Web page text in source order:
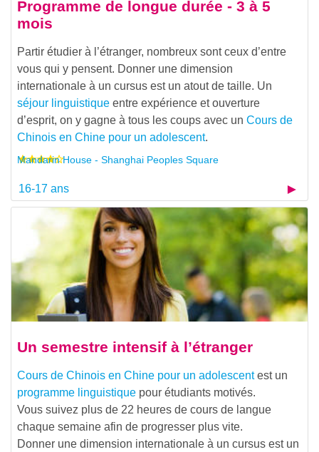
Programme de longue durée - 3 à 5
mois
Partir étudier à l’étranger, nombreux sont ceux d’entre
vous qui y pensent. Donner une dimension
internationale à un cursus est un atout de taille. Un
séjour linguistique entre expérience et ouverture
d’esprit, on y gagne à tous les coups avec un Cours de
Chinois en Chine pour un adolescent.
Mandarin House - Shanghai Peoples Square
16-17 ans
Un semestre intensif à l’étranger
Cours de Chinois en Chine pour un adolescentest un
programme linguistique pour étudiants motivés.
Vous suivez plus de 22 heures de cours de langue
chaque semaine afin de progresser plus vite.
Donner une dimension internationale à un cursus est un